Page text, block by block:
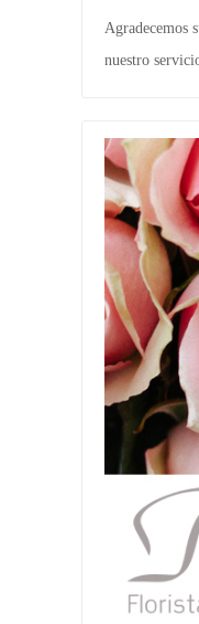
Agradecemos
nuestro